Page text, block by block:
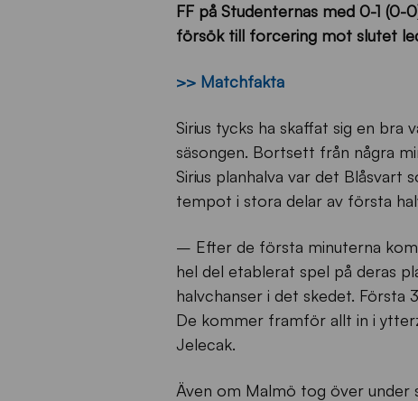
FF på Studenternas med 0-1 (0-
försök till forcering mot slutet
>> Matchfakta
Sirius tycks ha skaffat sig en bra
säsongen. Bortsett från några
Sirius planhalva var det
tempot i stora delar av första
– Efter de första minuterna
hel del etablerat spel på deras
halvchanser i det skedet. Första
De kommer framför allt in i
Jelecak.
Även om Malmö tog över under